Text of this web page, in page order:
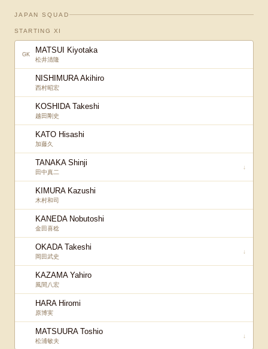
JAPAN SQUAD
STARTING XI
GK MATSUI Kiyotaka
松井清隆
NISHIMURA Akihiro
西村昭宏
KOSHIDA Takeshi
越田剛史
KATO Hisashi
加藤久
TANAKA Shinji
田中真二
↓
KIMURA Kazushi
木村和司
KANEDA Nobutoshi
金田喜稔
OKADA Takeshi
岡田武史
↓
KAZAMA Yahiro
風間八宏
HARA Hiromi
原博実
MATSUURA Toshio
松浦敏夫
↓